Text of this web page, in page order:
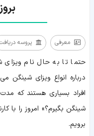
معرفی پروسه
معرفی
دریافت
شینگن
هزینه
مدارک
لازم
وقت
حتما تا به حال نام ویزای
درباره انواع ویزای شینگن
افراد بسیاری هستند که
شینگن بگیرم؟» امروز را با
برویم.